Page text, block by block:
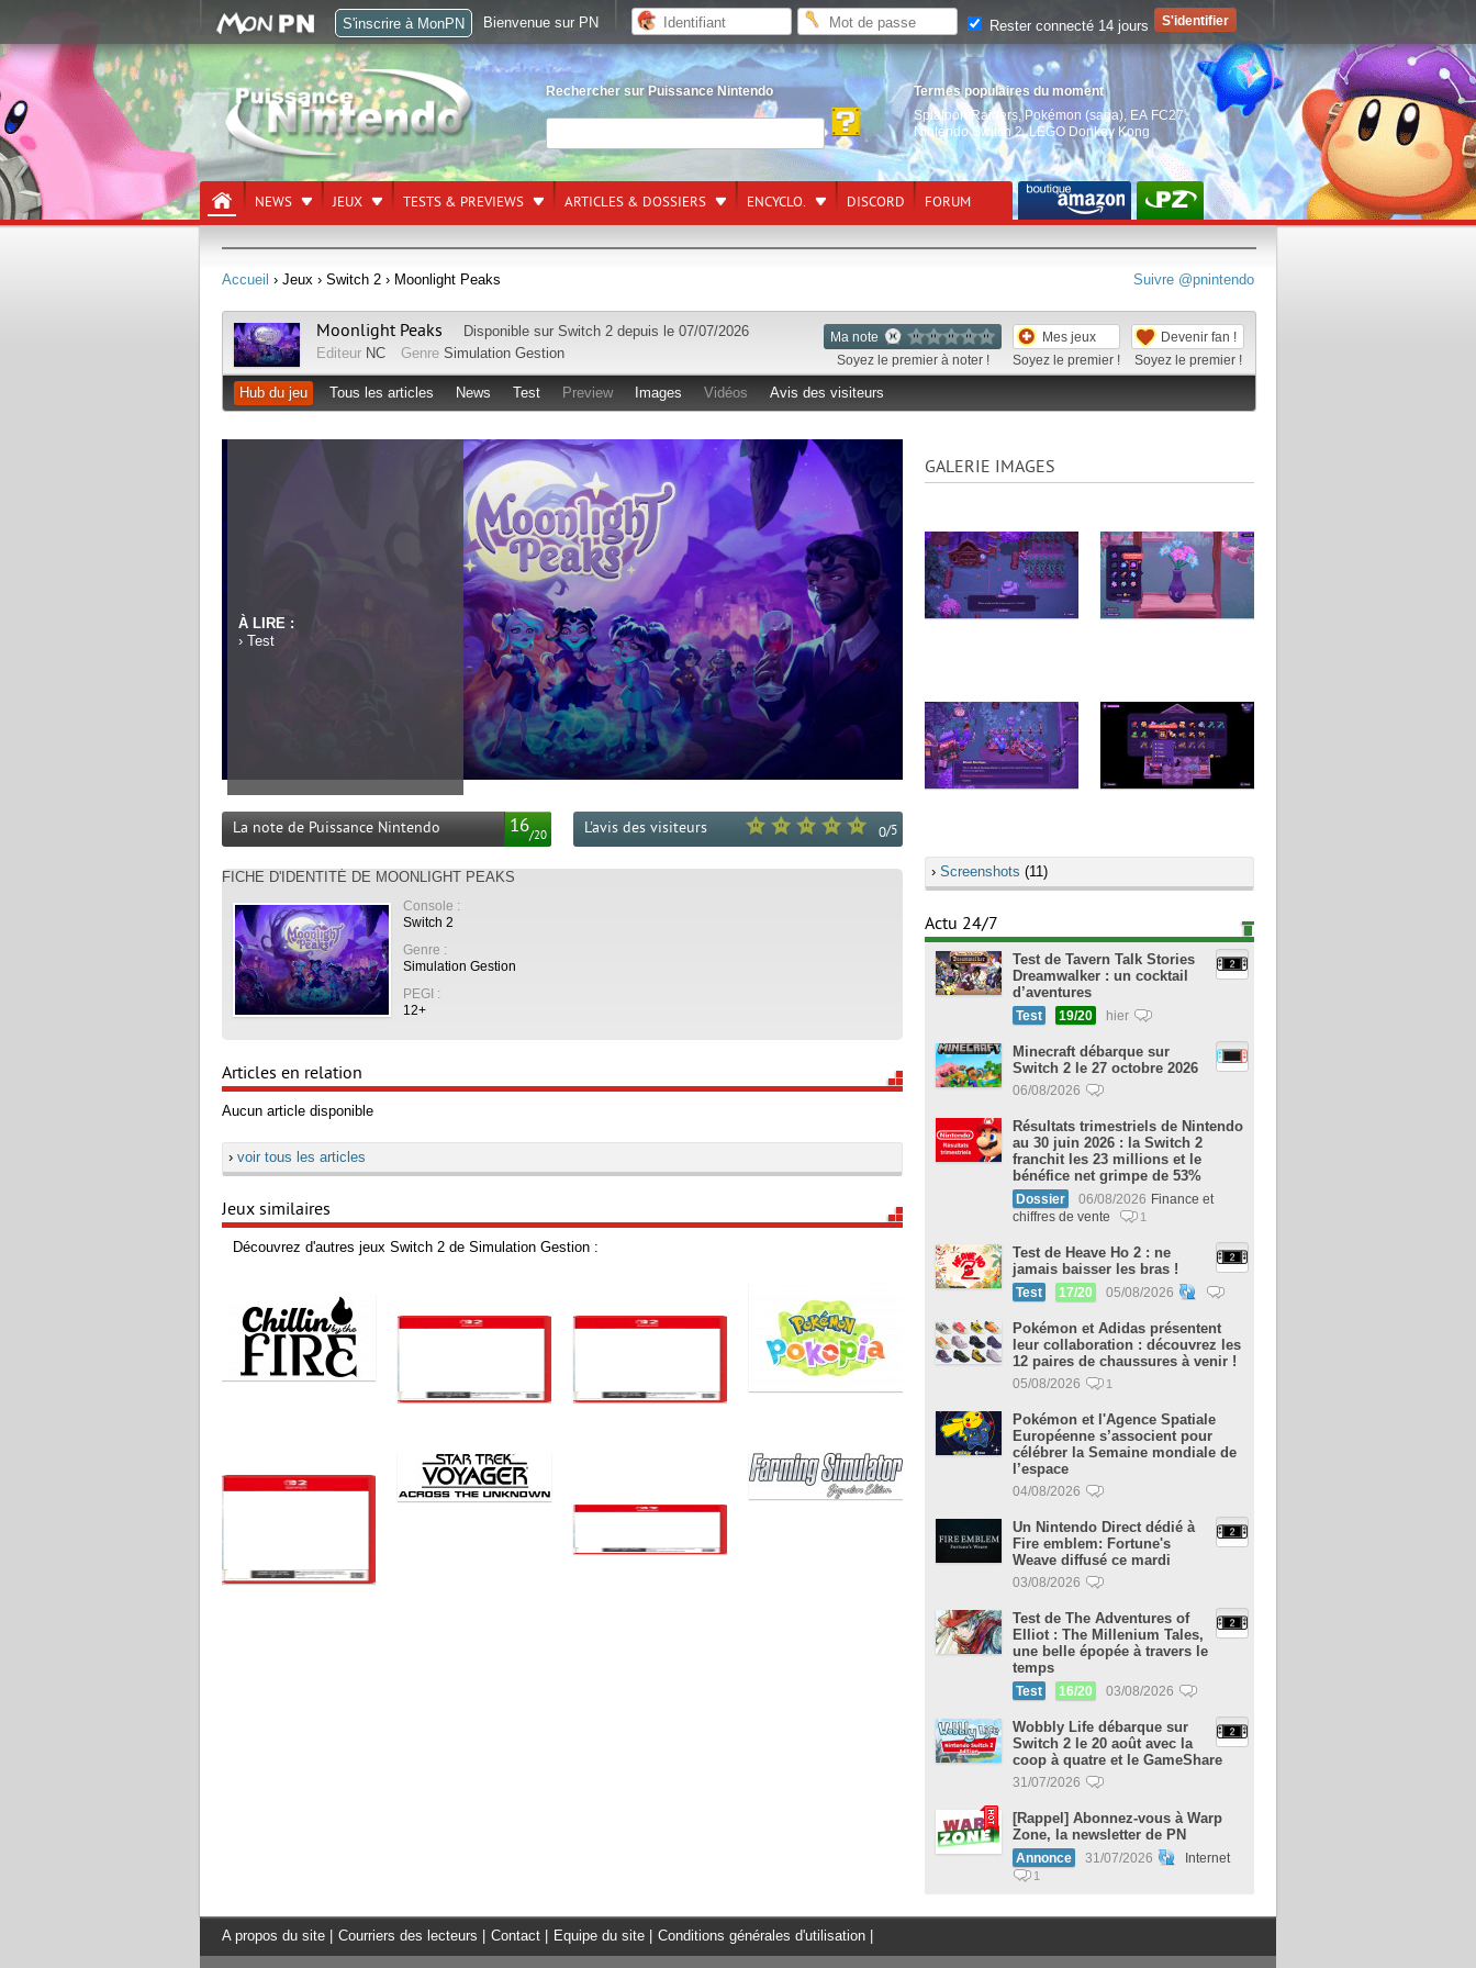
Rechercher sur Puissance Nintendo
Termes populaires du moment
Splatoon Raiders, Pokémon (saga) EA FC27,
Nintendo Switch 2,LEGO Donkey Kong
NEWS JEUX TESTS & PREVIEWS ARTICLES & DOSSIERS ENCYCLO. DISCORD FORUM
Suivre @pnintendo
Accueil › Jeux › Switch 2 › Moonlight Peaks
Ma note
Soyez le premier à noter !
Mes jeux
Soyez le premier !
Devenir fan !
Soyez le premier !
Moonlight Peaks Disponible sur Switch 2 depuis le 07/07/2026
Editeur NC Genre Simulation Gestion
Hub du jeu Tous les articles News Test Preview Images Vidéos Avis des visiteurs
À LIRE :
› Test
16/20
La note de Puissance Nintendo 0/5
L'avis des visiteurs
FICHE D'IDENTITÉ DE MOONLIGHT PEAKS
Console :
Switch 2
Genre :
Simulation Gestion
PEGI :
12+
Articles en relation
Aucun article disponible
› voir tous les articles
Jeux similaires
Découvrez d'autres jeux Switch 2 de Simulation Gestion :
GALERIE IMAGES
› Screenshots (11)
Actu 24/7
Test de Tavern Talk Stories
Dreamwalker : un cocktail
d’aventures
Test 19/20 hier
Minecraft débarque sur
Switch 2 le 27 octobre 2026
06/08/2026
Résultats trimestriels de Nintendo
au 30 juin 2026 : la Switch 2
franchit les 23 millions et le
bénéfice net grimpe de 53%
Dossier 06/08/2026 Finance et
chiffres de vente
1
Test de Heave Ho 2 : ne
jamais baisser les bras !
Test 17/20 05/08/2026
Pokémon et Adidas présentent
leur collaboration : découvrez les
12 paires de chaussures à venir !
05/08/2026 1
Pokémon et l'Agence Spatiale
Européenne s’associent pour
célébrer la Semaine mondiale de
l’espace
04/08/2026
Un Nintendo Direct dédié à
Fire emblem: Fortune's
Weave diffusé ce mardi
03/08/2026
Test de The Adventures of
Elliot : The Millenium Tales,
une belle épopée à travers le
temps
Test 16/20 03/08/2026
Wobbly Life débarque sur
Switch 2 le 20 août avec la
coop à quatre et le GameShare
31/07/2026
[Rappel] Abonnez-vous à Warp
Zone, la newsletter de PN
Annonce 31/07/2026 Internet
1
A propos du site Courriers des lecteurs Contact Equipe du site Conditions générales d'utilisation
S'inscrire à MonPN Bienvenue sur PN Rester connecté 14 jours